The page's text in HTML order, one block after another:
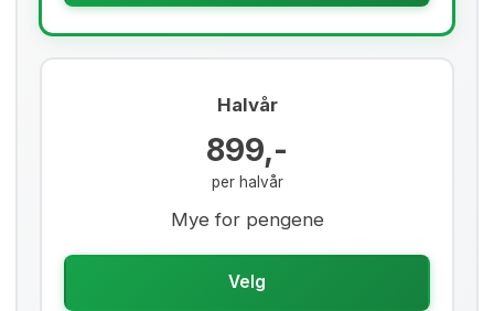
Halvår
899,-
per halvår
Mye for pengene
Velg